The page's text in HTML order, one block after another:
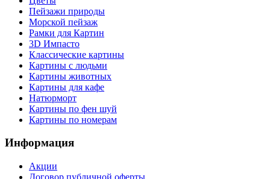
Пейзажи природы
Морской пейзаж
Рамки для Картин
3D Импасто
Классические картины
Картины с людьми
Картины животных
Картины для кафе
Натюрморт
Картины по фен шуй
Картины по номерам
Информация
Акции
Договор публичной оферты